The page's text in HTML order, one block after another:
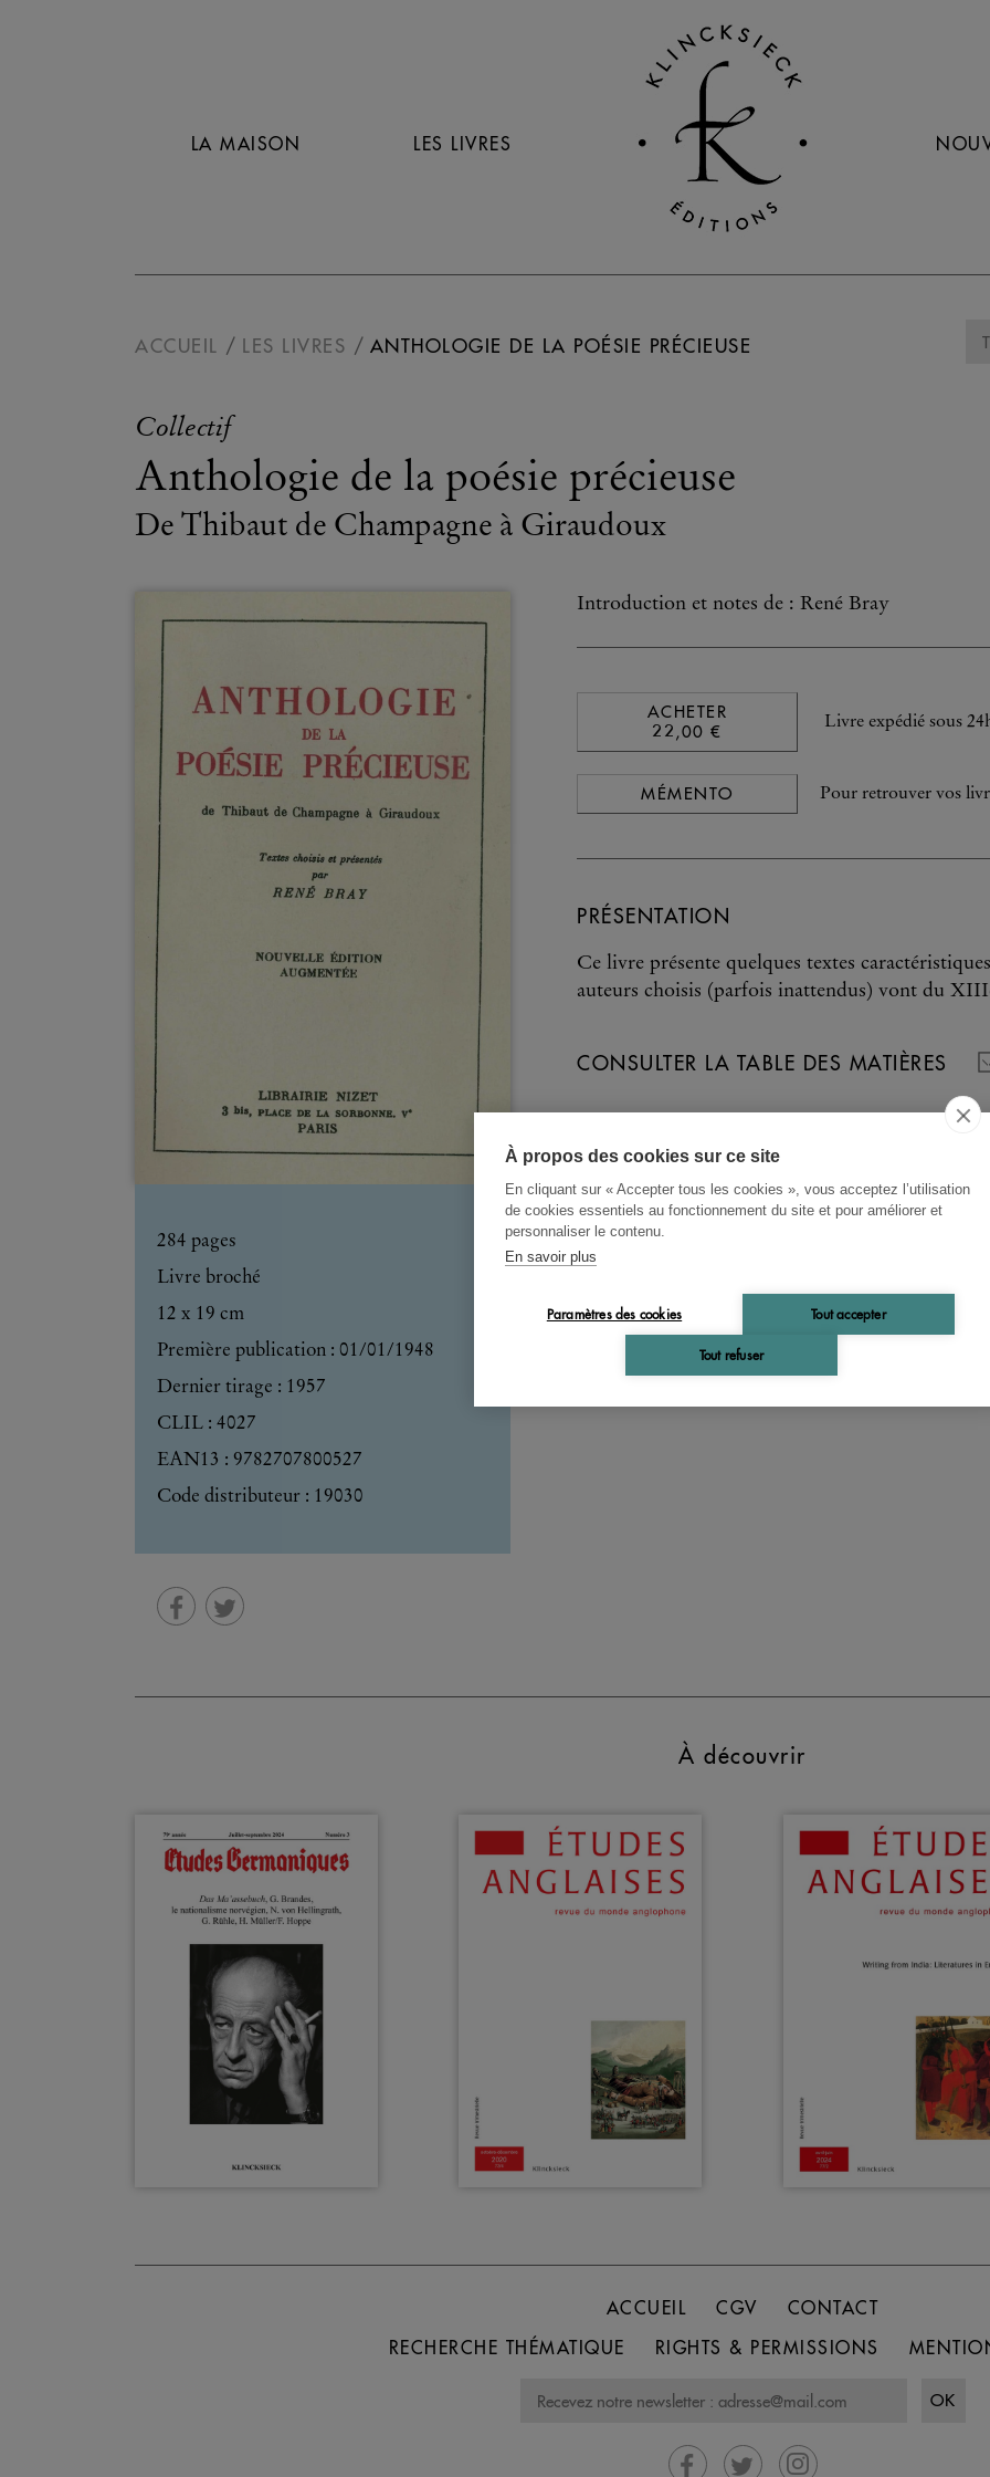
À propos des cookies sur ce site
En cliquant sur « Accepter tous les cookies », vous acceptez l’utilisation
de cookies essentiels au fonctionnement du site et pour améliorer et
personnaliser le contenu.
En savoir plus
Paramètres des cookies Tout accepter
Tout refuser
LA MAISON LES LIVRES
ACCUEIL LES LIVRES ANTHOLOGIE DE LA POÉSIE PRÉCIEUSE
Collectif
Anthologie de la poésie précieuse
De Thibaut de Champagne à Giraudoux
284 pages
Livre broché
12 x 19 cm
Première publication : 01/01/1948
Dernier tirage : 1957
CLIL : 4027
EAN13 : 9782707800527
Code distributeur : 19030
Introduction et notes de : René Bray
ACHETER
22,00 €
Livre expédié sous
MÉMENTO Pour retrouver vos
PRÉSENTATION
Ce livre présente quelques textes
auteurs choisis (parfois inattendus) vont du
CONSULTER LA TABLE DES MATIÈRES
À découvrir
ACCUEIL CGV
CONTACT
RECHERCHE THÉMATIQUE
RIGHTS & PERMISSIONS
OK